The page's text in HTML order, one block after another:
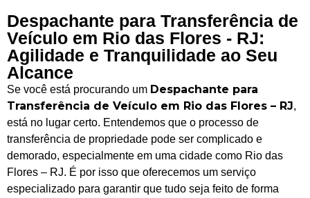
Despachante para Transferência de
Veículo em Rio das Flores - RJ:
Agilidade e Tranquilidade ao Seu
Alcance
Se você está procurando um Despachante para
Transferência de Veículo em Rio das Flores – RJ,
está no lugar certo. Entendemos que o processo de
transferência de propriedade pode ser complicado e
demorado, especialmente em uma cidade como Rio das
Flores – RJ. É por isso que oferecemos um serviço
especializado para garantir que tudo seja feito de forma